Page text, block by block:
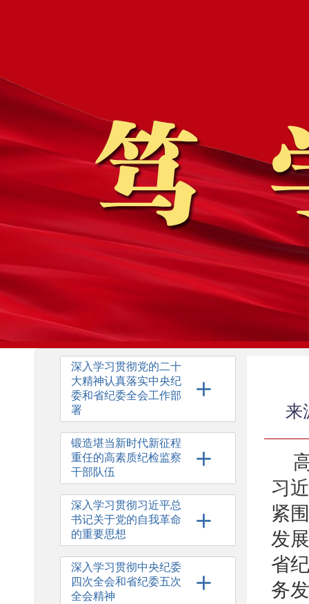
深入学习贯彻党的二十
大精神认真落实中央纪
委和省纪委全会工作部
署
锻造堪当新时代新征程
重任的高素质纪检监察
干部队伍
深入学习贯彻习近平总
书记关于党的自我革命
的重要思想
深入学习贯彻中央纪委
四次全会和省纪委五次
全会精神
来
习
紧
发
省
务